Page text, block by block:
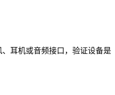
耳机或音频接口，验证设备是